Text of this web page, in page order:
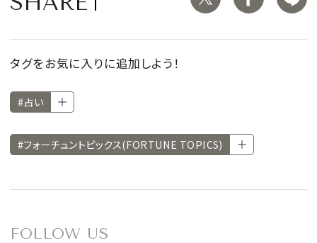
タグをお気に入りに追加しよう！
#占い
#フォーチュントピックス(FORTUNE TOPICS)
FOLLOW US